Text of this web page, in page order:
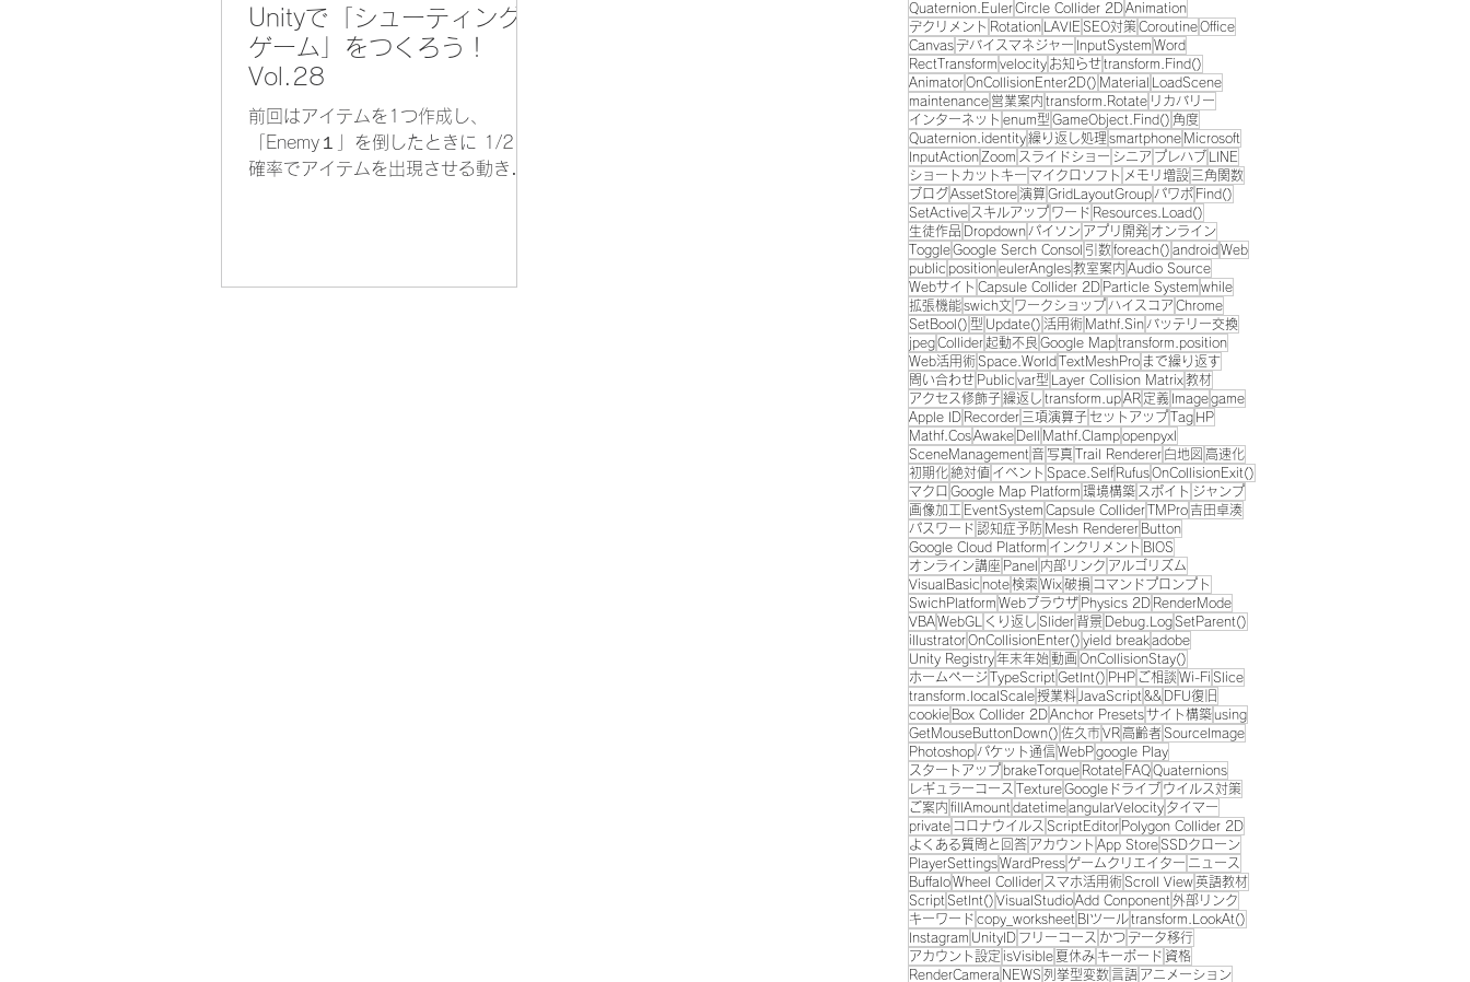
Unityで「シューティング
ゲーム」をつくろう！
Vol.28
前回はアイテムを1つ作成し、
「Enemy１」を倒したときに 1/2 の
確率でアイテムを出現させる動き、
Quaternion.EulerCircle Collider 2DAnimation
デクリメント Rotation LAVIE SEO対策 CoroutineOffice
Canvas デバイスマネジャー InputSystem Word
RectTransform velocity お知らせtransform.Find()
AnimatorOnCollisionEnter2D() Material LoadScene
maintenance 営業案内 transform.Rotate リカバリー
インターネット enum型 GameObject.Find() 角度
Quaternion.identity繰り返し処理 smartphone Microsoft
InputAction Zoom スライドショー シニア プレハブ LINE
ショートカットキー マイクロソフト メモリ増設 三角関数
ブログAssetStore演算 GridLayoutGroup パワポ Find()
SetActive スキルアップ ワード Resources.Load()
生徒作品 Dropdown パイソン アプリ開発 オンライン
ToggleGoogle Serch Consol 引数foreach() android Web
public positioneulerAngles教室案内 Audio Source
Webサイト Capsule Collider 2D Particle System while
拡張機能swich文 ワークショップ ハイスコア Chrome
SetBool() 型 Update() 活用術 Mathf.Sin バッテリー交換
jpegCollider 起動不良 Google Maptransform.position
Web活用術Space.World TextMeshPro まで繰り返す
問い合わせ Public var型 Layer Collision Matrix教材
アクセス修飾子繰返し transform.upAR 定義 Imagegame
Apple ID Recorder 三項演算子セットアップTag HP
Mathf.CosAwake Dell Mathf.Clampopenpyxl
SceneManagement 音写真 Trail Renderer 白地図 高速化
初期化絶対値 イベント Space.Self RufusOnCollisionExit()
マクロ Google Map Platform 環境構築 スポイト ジャンプ
画像加工 EventSystem Capsule ColliderTMPro 吉田卓湊
パスワード 認知症予防 Mesh Renderer Button
Google Cloud Platform インクリメント BIOS
オンライン講座 Panel 内部リンク アルゴリズム
VisualBasic note検索 Wix破損 コマンドプロンプト
SwichPlatform Webブラウザ Physics 2D RenderMode
VBA WebGL くり返し Slider背景 Debug.LogSetParent()
illustratorOnCollisionEnter() yield breakadobe
Unity Registry年末年始動画 OnCollisionStay()
ホームページTypeScript GetInt() PHP ご相談 Wi-Fi Slice
transform.localScale授業料 JavaScript && DFU復旧
cookie Box Collider 2DAnchor Presetsサイト構築 using
GetMouseButtonDown() 佐久市VR 高齢者 SourceImage
Photoshop パケット通信WebPgoogle Play
スタートアップ brakeTorque Rotate FAQQuaternions
レギュラーコース TextureGoogleドライブ ウイルス対策
ご案内 fillAmount datetimeangularVelocity タイマー
private コロナウイルス ScriptEditor Polygon Collider 2D
よくある質問と回答 アカウント App StoreSSDクローン
PlayerSettingsWardPress ゲームクリエイター ニュース
BuffaloWheel Collider スマホ活用術Scroll View英語教材
Script SetInt() VisualStudioAdd Conponent 外部リンク
キーワード copy_worksheet BIツールtransform.LookAt()
Instagram UnityID フリーコース かつ データ移行
アカウント設定 isVisible 夏休み キーボード 資格
RenderCamera NEWS 列挙型変数言語 アニメーション